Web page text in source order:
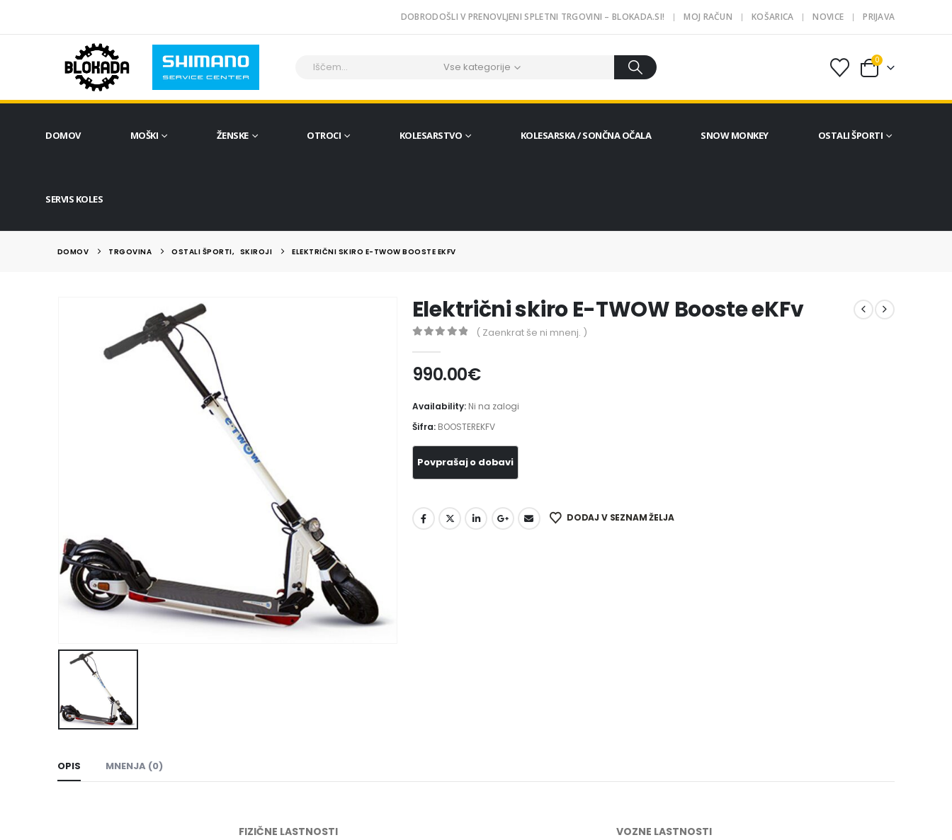
DOBRODOŠLI V PRENOVLJENI SPLETNI TRGOVINI – BLOKADA.SI! MOJ RAČUN KOŠARICA NOVICE PRIJAVA
Vse kategorije
0
DOMOV MOŠKI ŽENSKE OTROCI KOLESARSTVO KOLESARSKA / SONČNA OČALA SNOW MONKEY OSTALI ŠPORTI
SERVIS KOLES
DOMOV TRGOVINA OSTALI ŠPORTI, SKIROJI ELEKTRIČNI SKIRO E-TWOW BOOSTE EKFV
Električni skiro E-TWOW Booste eKFv
( Zaenkrat še ni mnenj. )
990.00€
Availability: Ni na zalogi
Šifra: BOOSTEREKFV
DODAJ V SEZNAM ŽELJA
OPIS MNENJA (0)
FIZIČNE LASTNOSTI VOZNE LASTNOSTI